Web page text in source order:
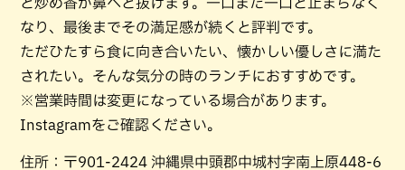
なり、最後までその満足感が続くと評判です。
ただひたすら食に向き合いたい、懐かしい優しさに満た
されたい。そんな気分の時のランチにおすすめです。
※営業時間は変更になっている場合があります。
Instagramをご確認ください。
住所：〒901-2424 沖縄県中頭郡中城村字南上原448-6